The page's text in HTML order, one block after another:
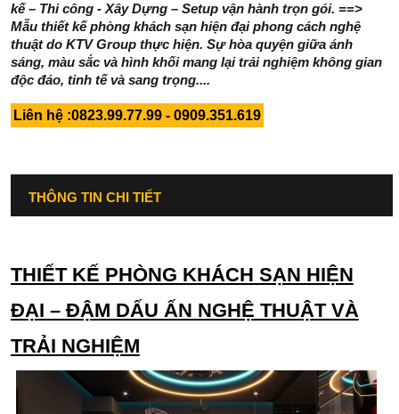
kế – Thi công - Xây Dựng – Setup vận hành trọn gói. ==>
Mẫu thiết kế phòng khách sạn hiện đại phong cách nghệ
thuật do KTV Group thực hiện. Sự hòa quyện giữa ánh
sáng, màu sắc và hình khối mang lại trải nghiệm không gian
độc đáo, tinh tế và sang trọng....
Liên hệ :0823.99.77.99 - 0909.351.619
THÔNG TIN CHI TIẾT
THIẾT KẾ PHÒNG KHÁCH SẠN HIỆN
ĐẠI – ĐẬM DẤU ẤN NGHỆ THUẬT VÀ
TRẢI NGHIỆM